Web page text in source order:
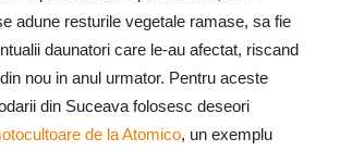
adune resturile vegetale ramase, sa fie
daunatori care le-au afectat, riscand
nou in anul urmator. Pentru aceste
din Suceava folosesc deseori
de la Atomico, un exemplu